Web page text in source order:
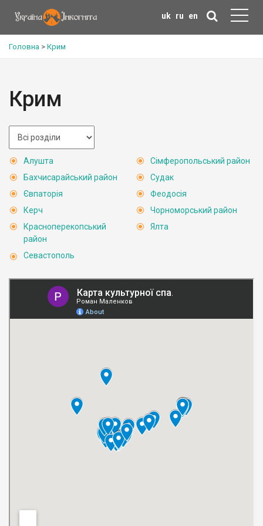
uk ru en
Головна > Крим
Крим
Алушта
Бахчисарайський район
Євпаторія
Керч
Красноперекопський
район
Севастополь
Сімферопольський район
Судак
Феодосія
Чорноморський район
Ялта